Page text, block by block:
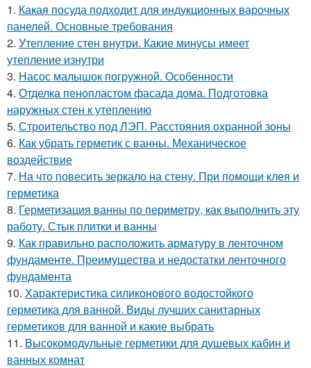
1. Какая посуда подходит для индукционных варочных
панелей. Основные требования
2. Утепление стен внутри. Какие минусы имеет
утепление изнутри
3. Насос малышок погружной. Особенности
4. Отделка пенопластом фасада дома. Подготовка
наружных стен к утеплению
5. Строительство под ЛЭП. Расстояния охранной зоны
6. Как убрать герметик с ванны. Механическое
воздействие
7. На что повесить зеркало на стену. При помощи клея и
герметика
8. Герметизация ванны по периметру, как выполнить эту
работу. Стык плитки и ванны
9. Как правильно расположить арматуру в ленточном
фундаменте. Преимущества и недостатки ленточного
фундамента
10. Характеристика силиконового водостойкого
герметика для ванной. Виды лучших санитарных
герметиков для ванной и какие выбрать
11. Высокомодульные герметики для душевых кабин и
ванных комнат